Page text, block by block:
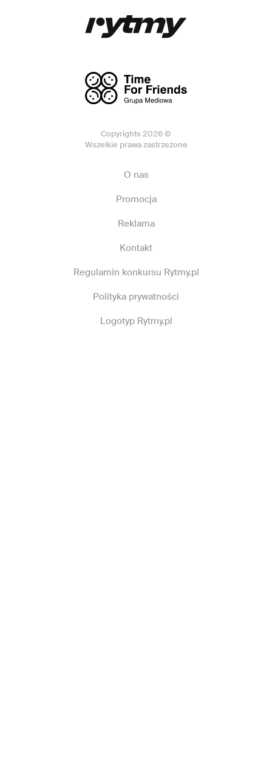
Copyrights 2026 ©
Wszelkie prawa zastrzeżone
O nas
Promocja
Reklama
Kontakt
Regulamin konkursu Rytmy.pl
Polityka prywatności
Logotyp Rytmy.pl